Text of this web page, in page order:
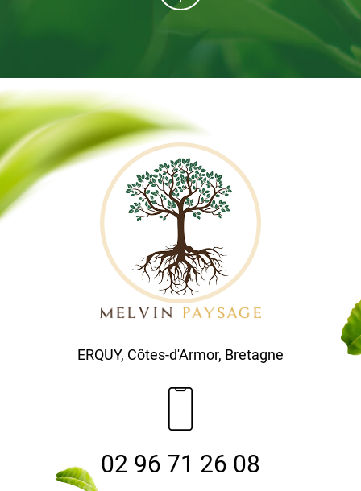
ERQUY, Côtes-d'Armor, Bretagne
02 96 71 26 08